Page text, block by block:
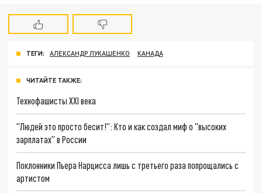
ТЕГИ: АЛЕКСАНДР ЛУКАШЕНКО КАНАДА
ЧИТАЙТЕ ТАКЖЕ:
Технофашисты XXI века
"Людей это просто бесит!": Кто и как создал миф о "высоких
зарплатах" в России
Поклонники Пьера Нарцисса лишь с третьего раза попрощались с
артистом